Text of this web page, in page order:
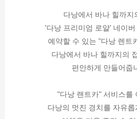
다낭에서 바나 힐까지
'다낭 프리미엄 로얄' 네이버
예약할 수 있는 "다낭 렌트
다낭에서 바나 힐까지의
편안하게 만들어줍
"다낭 랜트카" 서비스를
다낭의 멋진 경치를 자유롭